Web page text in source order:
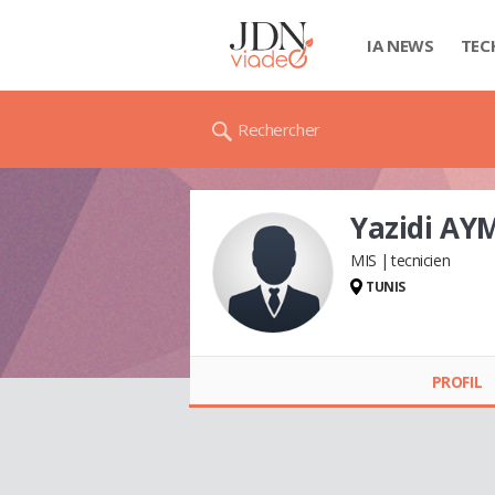
IA NEWS
Rechercher
Yazidi
MIS tecnicien
TUNIS
PROFIL